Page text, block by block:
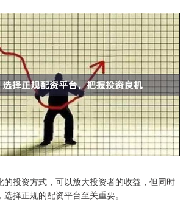
的投资方式，可以放大投资者的收益，但同时
择正规的配资平台至关重要。